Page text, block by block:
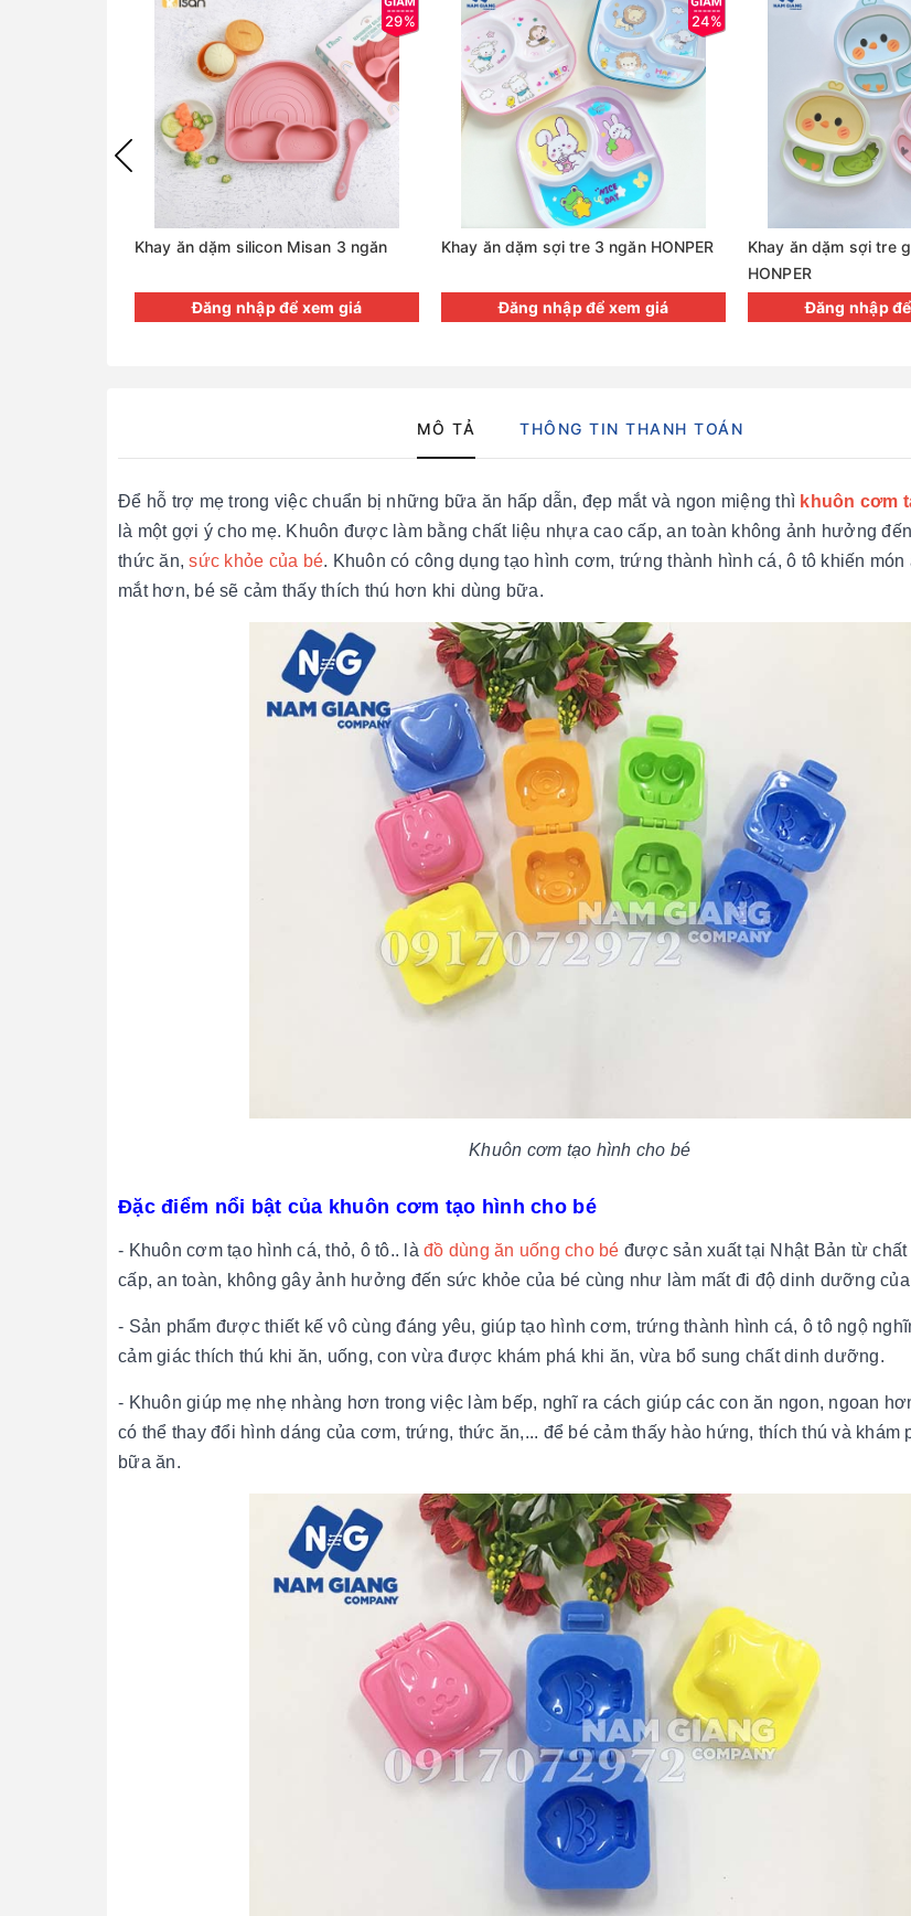
29%
Khay ăn dặm silicon Misan 3 ngăn
Đăng nhập để xem giá
24%
Khay ăn dặm sợi tre 3 ngăn HONPER
Đăng nhập để xem giá
Khay ăn dặm sợi tre
HONPER
Đăng nhập
MÔ TẢ THÔNG TIN THANH TOÁN
Để hỗ trợ mẹ trong việc chuẩn bị những bữa ăn hấp dẫn, đẹp mắt và ngon miệng thì khuôn cơm
là một gợi ý cho mẹ. Khuôn được làm bằng chất liệu nhựa cao cấp, an toàn không ảnh hưởng
thức ăn,sức khỏe của bé. Khuôn có công dụng tạo hình cơm, trứng thành hình cá, ô tô khiến
mắt hơn, bé sẽ cảm thấy thích thú hơn khi dùng bữa.
Khuôn cơm tạo hình cho bé
Đặc điểm nổi bật của khuôn cơm tạo hình cho bé
- Khuôn cơm tạo hình cá, thỏ, ô tô.. là đồ dùng ăn uống cho bé được sản xuất tại Nhật Bản từ
cấp, an toàn, không gây ảnh hưởng đến sức khỏe của bé cùng như làm mất đi độ dinh dưỡng
- Sản phẩm được thiết kế vô cùng đáng yêu, giúp tạo hình cơm, trứng thành hình cá, ô tô ngộ
cảm giác thích thú khi ăn, uống, con vừa được khám phá khi ăn, vừa bổ sung chất dinh dưỡng.
- Khuôn giúp mẹ nhẹ nhàng hơn trong việc làm bếp, nghĩ ra cách giúp các con ăn ngon, ngoan
có thể thay đổi hình dáng của cơm, trứng, thức ăn,... để bé cảm thấy hào hứng, thích thú và khám
bữa ăn.